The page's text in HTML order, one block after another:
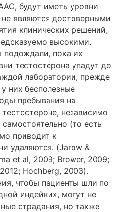
будут иметь уровни
являются достоверными
клинических решений,
высокими.
подождали, пока их
тестостерона упадут до
лаборатории, прежде
них бесполезные
пребывания на
независимо
(то есть
приводит к
удаляются. (Jarow &
et al, 2009; Brower, 2009;
Hochberg, 2003).
чтобы пациенты шли по
индейки», могут не
страдания, но также